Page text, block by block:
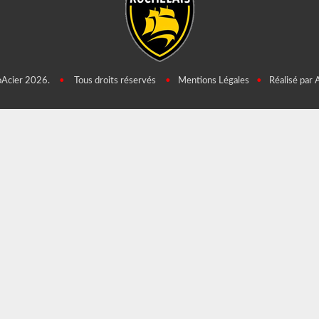
2026. • Tous droits réservés • Mentions Légales • Réalisé par